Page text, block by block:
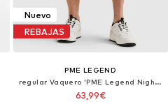
Nuevo
REBAJAS
PME LEGEND
regular Vaquero 'PME Legend Nightflight regular fit shorts'
63,99€